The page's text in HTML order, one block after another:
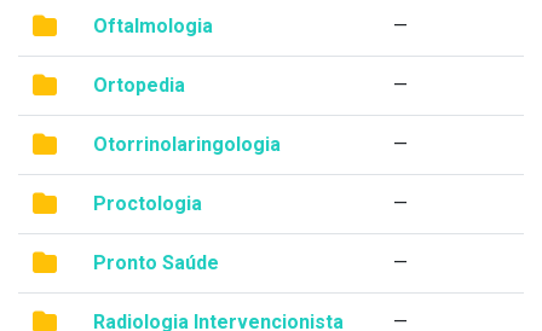
Oftalmologia —
Ortopedia —
Otorrinolaringologia —
Proctologia —
Pronto Saúde —
Radiologia Intervencionista —